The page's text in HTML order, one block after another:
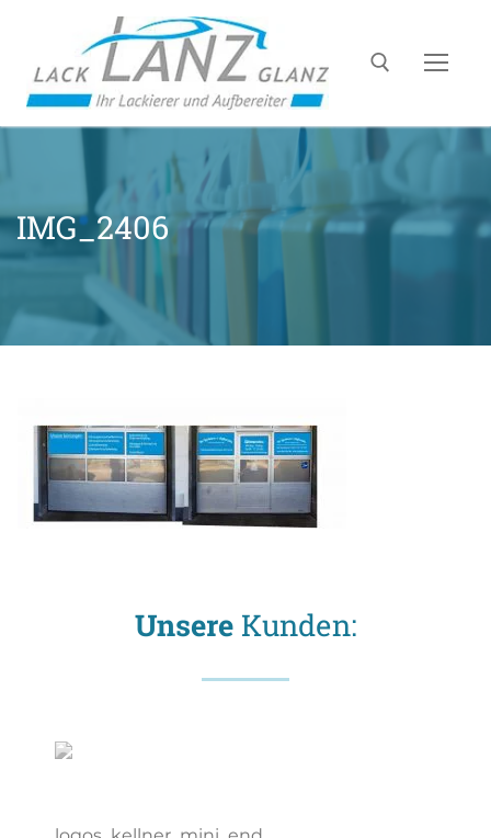
IMG_2406
UnsereKunden: